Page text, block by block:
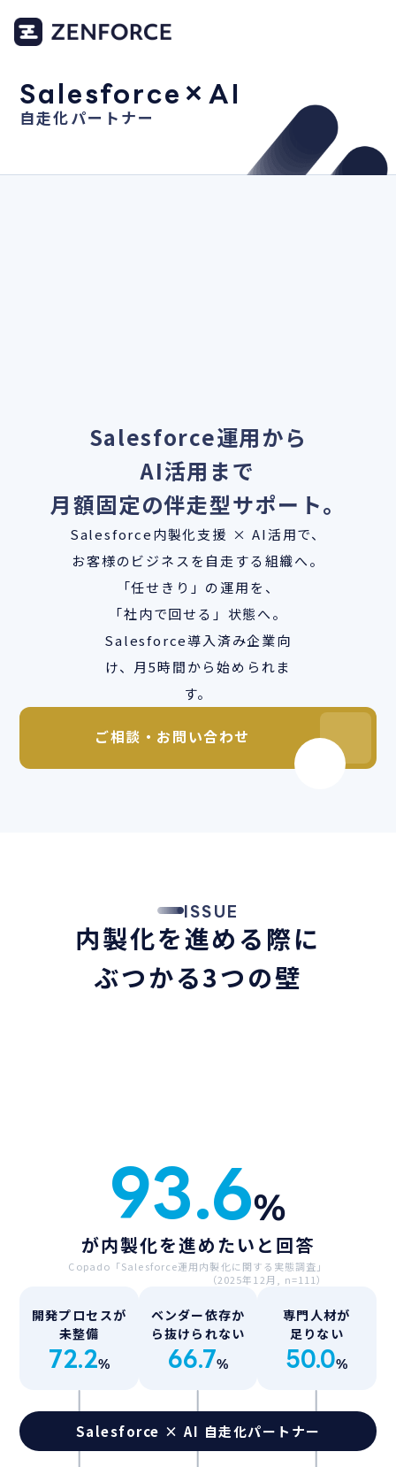
Salesforce×AI
自走化パートナー
Salesforce運用から
AI活用まで
月額固定の伴走型サポート。
Salesforce内製化支援 × AI活用で、
お客様のビジネスを自走する組織へ。
「任せきり」の運用を、
「社内で回せる」状態へ。
Salesforce導入済み企業向
け、月5時間から始められま
す。
ご相談・お問い合わせ
ISSUE
内製化を進める際に
ぶつかる3つの壁
93.6％
が内製化を進めたいと回答
Copado「Salesforce運用内製化に関する実態調査」
（2025年12月, n=111）
開発プロセスが
未整備
72.2％
ベンダー依存か
ら抜けられない
66.7％
専門人材が
足りない
50.0％
Salesforce × AI 自走化パートナー